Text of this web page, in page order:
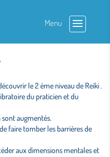
niveau –
le 2 ème niveau de Reiki .
du praticien et du
sont augmentés.
faire tomber les barrières de
aux dimensions mentales et